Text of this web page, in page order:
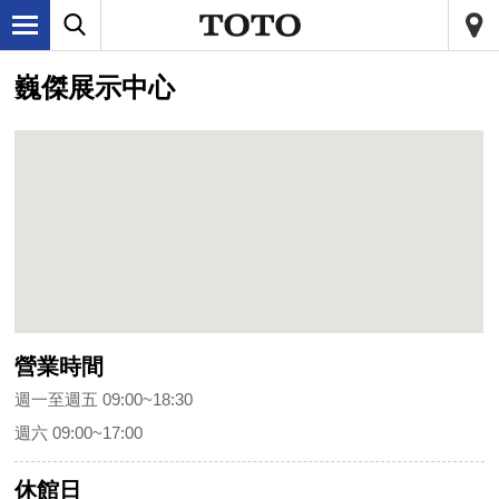
巍傑展示中心
營業時間
週一至週五 09:00~18:30
週六 09:00~17:00
休館日